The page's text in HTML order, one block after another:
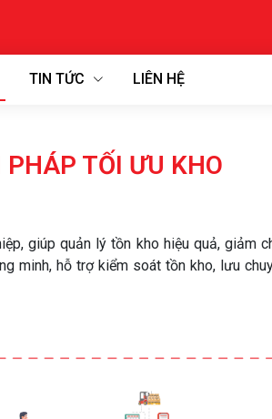
TIN TỨC LIÊN HỆ
PHÁP TỐI ƯU KHO
giúp quản lý tồn kho hiệu quả, giảm
minh, hỗ trợ kiểm soát tồn kho, lưu